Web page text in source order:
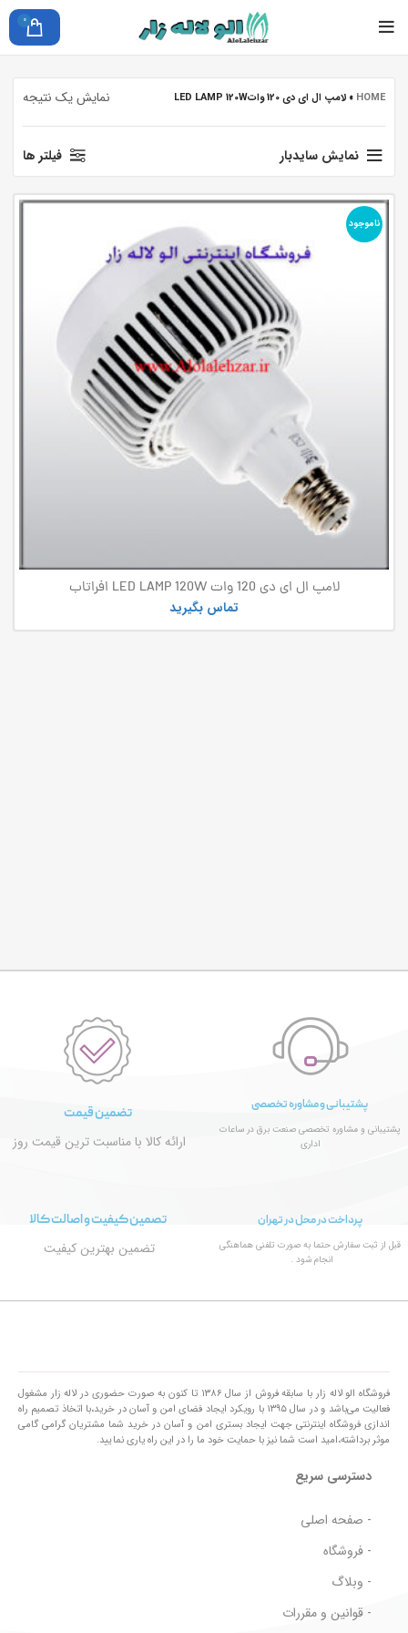
0
HOME
» لامپ ال ای دی 120 واتLED LAMP 120W نمایش یک نتیجه
نمایش سایدبار فیلتر ها
ناموجود
لامپ ال ای دی 120 وات LED LAMP 120W افراتاب
تماس بگیرید
پشتیبانی و مشاوره تخصصی
پشتیبانی و مشاوره تخصصی صنعت برق در ساعات
اداری
تضمین قیمت
ارائه کالا با مناسبت ترین قیمت روز
پرداخت در محل در تهران
قبل از ثبت سفارش حتما به صورت تلفنی هماهنگی
انجام شود .
تصمین کیفیت و اصالت کالا
تضمین بهترین کیفیت
فروشگاه الو لاله زار با سابقه فروش از سال ۱۳۸۶ تا کنون به صورت حضوری در لاله زار مشغول
فعالیت می‌باشد و در سال ۱۳۹۵ با رویکرد ایجاد فضای امن و آسان در خرید،با اتخاذ تصمیم راه
اندازی فروشگاه اینترنتی جهت ایجاد بستری امن و آسان در خرید شما مشتریان گرامی گامی
موثر برداشته،امید است شما نیز با حمایت خود ما را در این راه یاری نمایید.
دسترسی سریع
- صفحه اصلی
- فروشگاه
- وبلاگ
- قوانین و مقررات